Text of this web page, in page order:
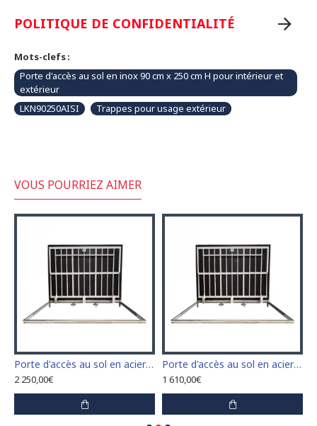
POLITIQUE DE CONFIDENTIALITÉ
Mots-clefs :
Porte d'accès au sol en inox 90 cm x 250 cm H pour intérieur et
extérieur
LKN90250AISI
Trappes pour usage extérieur
VOUS POURRIEZ AIMER
Porte d'accès au sol en acier inoxydable 120 cm x 120 cm pour intérieur et extérieur
2 250,00€
Porte d'accès au sol en acier inoxydable 60 cm x 100 cm pour intérieur et extérieur
1 610,00€